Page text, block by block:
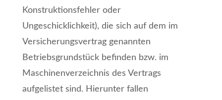
Konstruktionsfehler oder
Ungeschicklichkeit), die sich auf dem im
Versicherungsvertrag genannten
Betriebsgrundstück befinden bzw. im
Maschinenverzeichnis des Vertrags
aufgelistet sind. Hierunter fallen